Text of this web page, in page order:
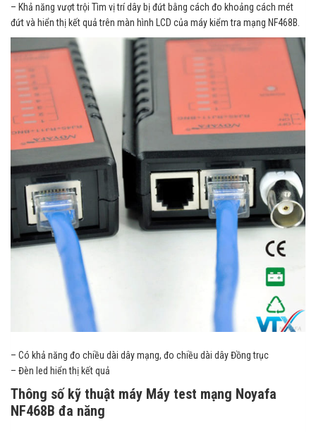
– Khả năng vượt trội Tìm vị trí dây bị đứt bằng cách đo khoảng cách mét
đứt và hiển thị kết quả trên màn hình LCD của máy kiểm tra mạng NF468B.
– Có khả năng đo chiều dài dây mạng, đo chiều dài dây Đồng trục
– Đèn led hiển thị kết quả
Thông số kỹ thuật máy Máy test mạng Noyafa
NF468B đa năng